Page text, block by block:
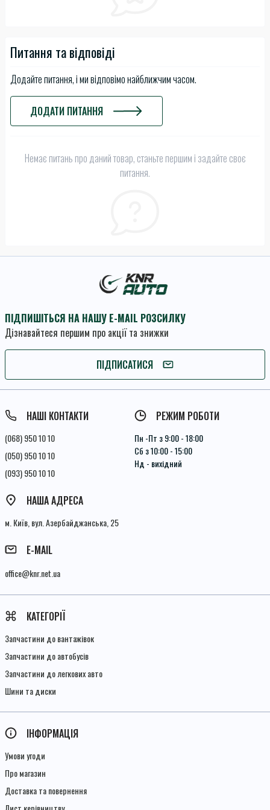
Питання та відповіді
Додайте питання, і ми відповімо найближчим часом.
ДОДАТИ ПИТАННЯ
Немає питань про даний товар, станьте першим і задайте своє
питання.
ПІДПИШІТЬСЯ НА НАШУ E-MAIL РОЗСИЛКУ
Дізнавайтеся першим про акції та знижки
ПІДПИСАТИСЯ
ПІДПИШІТЬСЯ
Умови угоди
НАШІ КОНТАКТИ
(068) 950 10 10
(050) 950 10 10
(093) 950 10 10
РЕЖИМ РОБОТИ
Пн -Пт з 9:00 - 18:00
Сб з 10:00 - 15:00
Нд - вихідний
НАША АДРЕСА
м. Київ, вул. Азербайджанська, 25
E-MAIL
office@knr.net.ua
КАТЕГОРІЇ
Запчастини до вантажівок
Запчастини до автобусів
Запчастини до легкових авто
Шини та диски
ІНФОРМАЦІЯ
Умови угоди
Про магазин
Доставка та повернення